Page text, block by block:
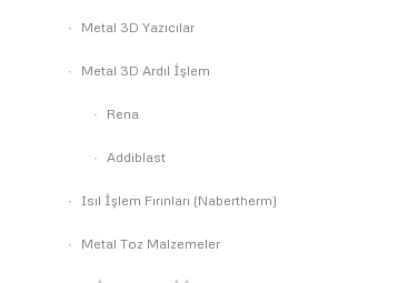
Metal 3D Yazıcılar
Metal 3D Ardıl İşlem
Rena
Addiblast
Isıl İşlem Fırınları (Nabertherm)
Metal Toz Malzemeler